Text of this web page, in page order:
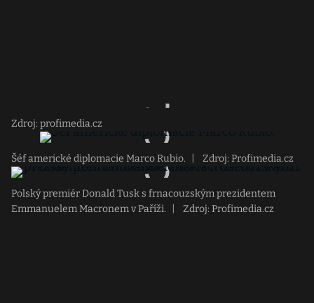
Zdroj: profimedia.cz
Šéf americké diplomacie Marco Rubio. Zdroj: Profimedia.cz
Polský premiér Donald Tusk s frnacouzským prezidentem
Emmanuelem Macronem v Paříži.
Zdroj: Profimedia.cz